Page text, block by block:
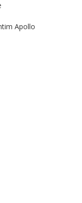
Apollo